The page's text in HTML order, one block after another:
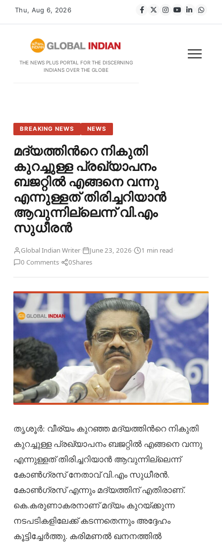
Thu, Aug 6, 2026
THE NEWS PLUS PORTAL FOR THE DISCERNING
INDIANS OVER THE GLOBE
BREAKING NEWS NEWS
മദ്യത്തിന്‍റെ നികുതി
കുറച്ചുള്ള പ്രഖ്യാപനം
ബജറ്റിൽ എങ്ങനെ വന്നു
എന്നുള്ളത് തിരിച്ചറിയാൻ
ആവുന്നില്ലെന്ന് വി.എം
സുധീരൻ
Global Indian Writer· June 23, 2026· 1 min read·
0 Comments· 0Shares
തൃശൂര്‍: വീര്യം കുറഞ്ഞ മദ്യത്തിന്‍റെ നികുതി
കുറച്ചുള്ള പ്രഖ്യാപനം ബജറ്റിൽ എങ്ങനെ വന്നു
എന്നുള്ളത് തിരിച്ചറിയാൻ ആവുന്നില്ലെന്ന്
കോൺഗ്രസ് നേതാവ് വി.എം സുധീരൻ.
കോൺഗ്രസ് എന്നും മദ്യത്തിന് എതിരാണ്.
കെ.കരുണാകരനാണ് മദ്യം കുറയ്ക്കുന്ന
നടപടികളിലേക്ക് കടന്നതെന്നും അദ്ദേഹം
കൂട്ടിച്ചേര്‍ത്തു. കരിമണൽ ഖനനത്തിൽ